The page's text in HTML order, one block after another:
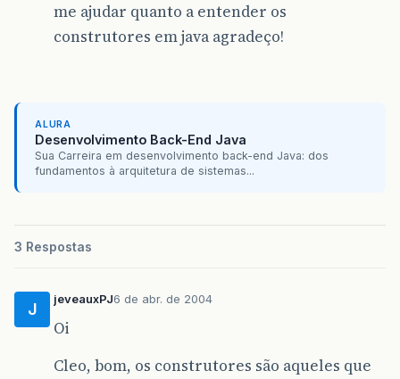
me ajudar quanto a entender os
construtores em java agradeço!
ALURA
Desenvolvimento Back-End Java
Sua Carreira em desenvolvimento back-end Java: dos
fundamentos à arquitetura de sistemas...
3 Respostas
J
jeveauxPJ6 de abr. de 2004
Oi
Cleo, bom, os construtores são aqueles que